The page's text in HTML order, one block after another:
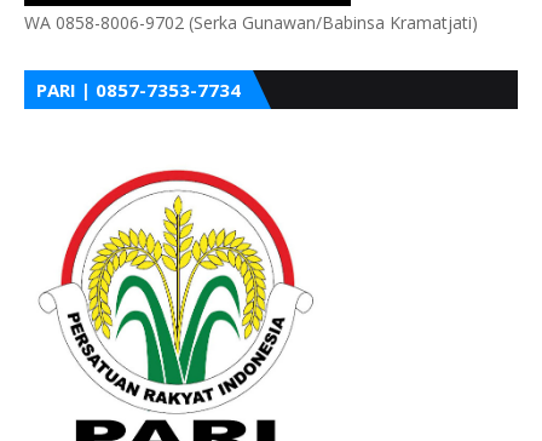
WA 0858-8006-9702 (Serka Gunawan/Babinsa Kramatjati)
PARI | 0857-7353-7734